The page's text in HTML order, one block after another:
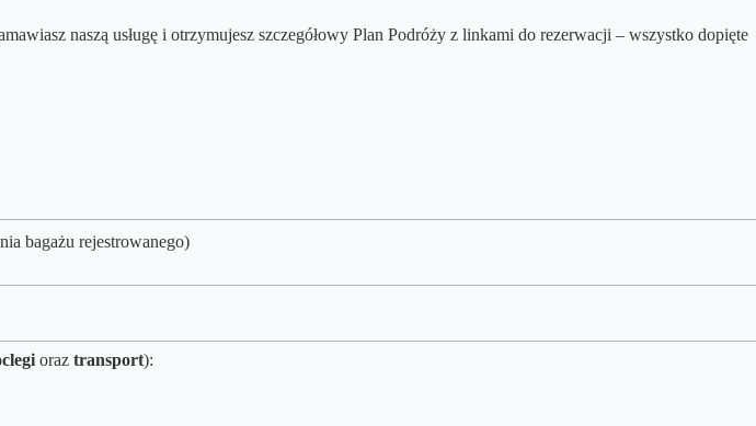
naszą usługę i otrzymujesz szczegółowy Plan Podróży z linkami do rezerwacji – wszystko dopięte
bagażu rejestrowanego)
oraz transport):